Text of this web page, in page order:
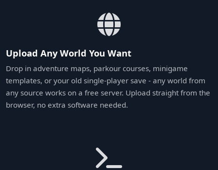
Upload Any World You Want
Drop in adventure maps, parkour courses, minigame
templates, or your old single-player save - any world from
any source works on a free server. Upload straight from the
browser, no extra software needed.